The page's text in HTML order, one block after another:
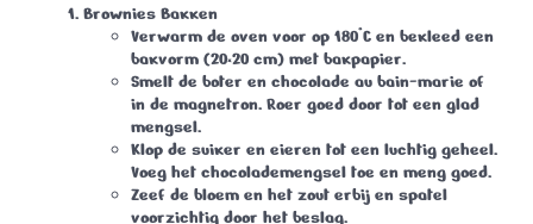
Brownies Bakken
Verwarm de oven voor op 180°C en bekleed een
bakvorm (20×20 cm) met bakpapier.
Smelt de boter en chocolade au bain-marie of
in de magnetron. Roer goed door tot een glad
mengsel.
Klop de suiker en eieren tot een luchtig geheel.
Voeg het chocolademengsel toe en meng goed.
Zeef de bloem en het zout erbij en spatel
voorzichtig door het beslag.